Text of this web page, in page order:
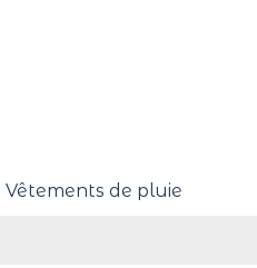
Vêtements de pluie